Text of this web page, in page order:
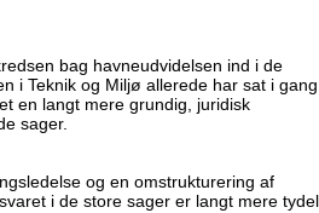
bag havneudvidelsen ind i de
i Teknik og Miljø allerede har sat i
en langt mere grundig, juridisk
sager.
og en omstrukturering af
i de store sager er langt mere